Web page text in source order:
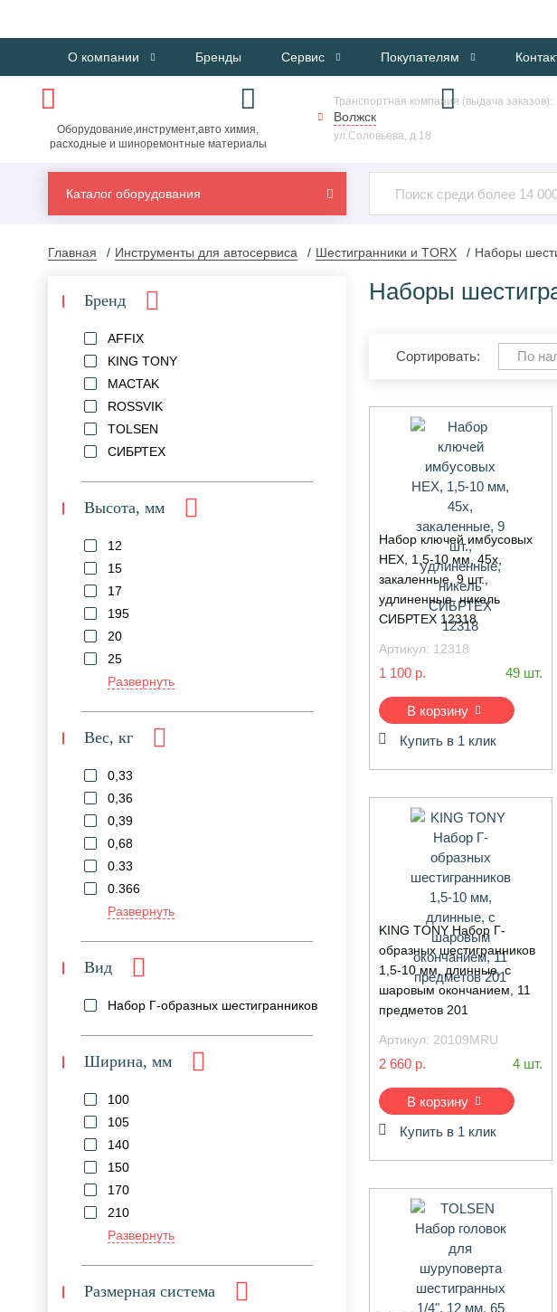
О компании Бренды Сервис Покупателям
Оборудование,инструмент,авто химия,
расходные и шиноремонтные материалы
Транспортная компания (выдача заказов):
Волжск
ул.Соловьева, д.18
Каталог оборудования
Главная Инструменты для автосервиса Шестигранники и TORX Наборы
Бренд
AFFIX
KING TONY
MACTAK
ROSSVIK
TOLSEN
СИБРТЕХ
Высота, мм
12
15
17
195
20
25
Развернуть
Вес, кг
0,33
0,36
0,39
0,68
0.33
0.366
Развернуть
Вид
Набор Г-образных шестигранников
Ширина, мм
100
105
140
150
170
210
Развернуть
Размерная система
Наборы
Сортировать: По
Набор ключей имбусовых
HEX, 1,5-10 мм, 45х,
закаленные, 9 шт.,
удлиненные, никель
СИБРТЕХ 12318
Артикул: 12318
1 100 р. 49 шт.
В корзину
Купить в 1 клик
KING TONY Набор Г-
образных шестигранников
1,5-10 мм, длинные, с
шаровым окончанием, 11
предметов 201
Артикул: 20109MRU
2 660 р. 4 шт.
В корзину
Купить в 1 клик